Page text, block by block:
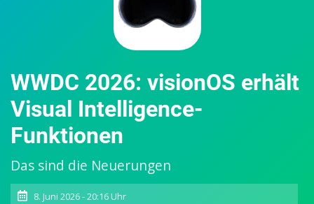
WWDC 2026: visionOS erhält
Visual Intelligence-
Funktionen
Das sind die Neuerungen
8. Juni 2026 - 20:16 Uhr